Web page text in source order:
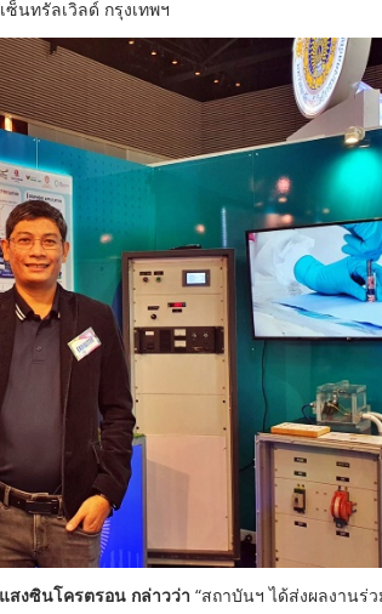
นทรัลเวิลด์ กรุงเทพฯ
สงซินโครตรอน กล่าวว่า “สถาบันฯ ได้ส่งผลงานร่